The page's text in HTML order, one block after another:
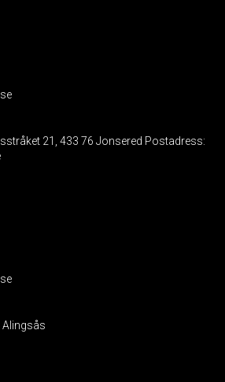
21, 433 76 Jonsered Postadress:
Alingsås